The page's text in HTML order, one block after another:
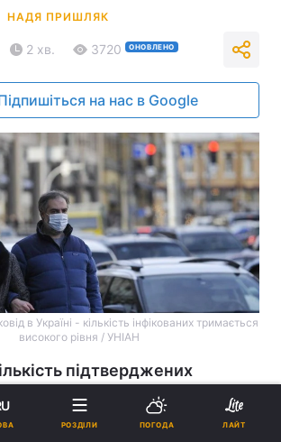
НАДЯ ПРИШЛЯК
2 хв. 3720 ОНОВЛЕНО
на нас в Google
в Україні - кількість інфікованих тримається
високого рівня / УНІАН
підтверджених
добу зареєстрована у
У Києві минулої доби
РОЗДІЛИ ПОГОДА ЛАЙТ